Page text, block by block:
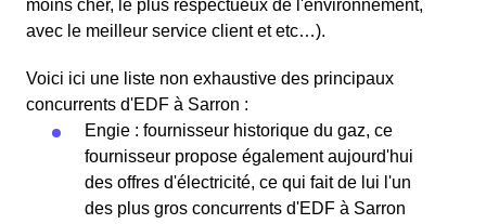
moins cher, le plus respectueux de l'environnement,
avec le meilleur service client et etc…).
Voici ici une liste non exhaustive des principaux
concurrents d'EDF à Sarron :
Engie : fournisseur historique du gaz, ce
fournisseur propose également aujourd'hui
des offres d'électricité, ce qui fait de lui l'un
des plus gros concurrents d'EDF à Sarron